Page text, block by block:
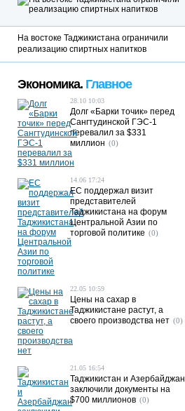
На востоке Таджикистана ограничили
реализацию спиртных напитков
Экономика. Главное
28.10 10:03
Долг «Барки точик» перед
Сангтудинской ГЭС-1
перевалил за $331
миллион (0)
14.06 17:24
ЕС поддержал визит
представителей
Таджикистана на форум
Центральной Азии по
торговой политике (0)
22.05 10:59
Цены на сахар в
Таджикистане растут, а
своего производства нет (0)
21.05 16:54
Таджикистан и Азербайджан
заключили документы на
$700 миллионов (0)